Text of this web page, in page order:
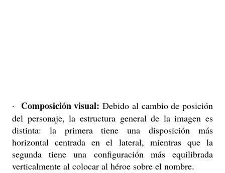
· Composición visual: Debido al cambio de posición
del personaje, la estructura general de la imagen es
distinta: la primera tiene una disposición más
horizontal centrada en el lateral, mientras que la
segunda tiene una configuración más equilibrada
verticalmente al colocar al héroe sobre el nombre.